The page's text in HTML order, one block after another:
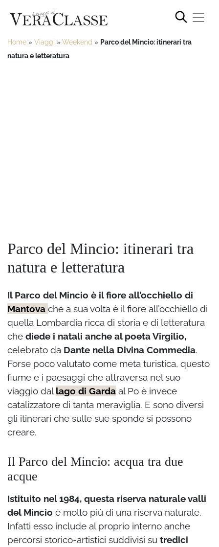
Home » Viaggi »Weekend » Parco del Mincio: itinerari tra
natura e letteratura
Parco del Mincio: itinerari tra
natura e letteratura
Il Parco del Mincio è il fiore all’occhiello di
Mantova che a sua volta è il fiore all’occhiello di
quella Lombardia ricca di storia e di letteratura
che diede i natali anche al poeta Virgilio,
celebrato da Dante nella Divina Commedia.
Forse poco valutato come meta turistica, questo
fiume e i paesaggi che attraversa nel suo
viaggio dal lago di Garda al Po è invece
catalizzatore di tanta meraviglia. E sono diversi
gli itinerari che sulle sue sponde si possono
creare.
Il Parco del Mincio: acqua tra due
acque
Istituito nel 1984, questa riserva naturale valli
del Mincio è molto più di una riserva naturale.
Infatti esso include al proprio interno anche
percorsi storico-artistici suddivisi su tredici